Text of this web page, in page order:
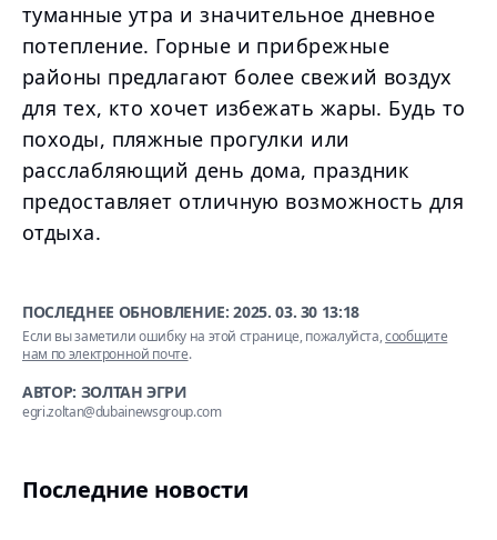
туманные утра и значительное дневное
потепление. Горные и прибрежные
районы предлагают более свежий воздух
для тех, кто хочет избежать жары. Будь то
походы, пляжные прогулки или
расслабляющий день дома, праздник
предоставляет отличную возможность для
отдыха.
ПОСЛЕДНЕЕ ОБНОВЛЕНИЕ:2025. 03. 30 13:18
Если вы заметили ошибку на этой странице, пожалуйста,сообщите
нам по электронной почте.
АВТОР: ЗОЛТАН ЭГРИ
egri.zoltan@dubainewsgroup.com
Последние новости